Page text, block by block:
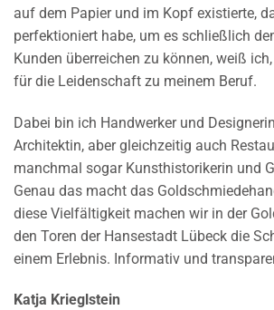
auf dem Papier und im Kopf existierte,
perfektioniert habe, um es schließlich
Kunden überreichen zu können, weiß
für die Leidenschaft zu meinem Beruf.
Dabei bin ich Handwerker und
Architektin, aber gleichzeitig auch
manchmal sogar Kunsthistorikerin und
Genau das macht das
diese Vielfältigkeit machen wir in der
den Toren der Hansestadt Lübeck die
einem Erlebnis. Informativ und
Katja Krieglstein